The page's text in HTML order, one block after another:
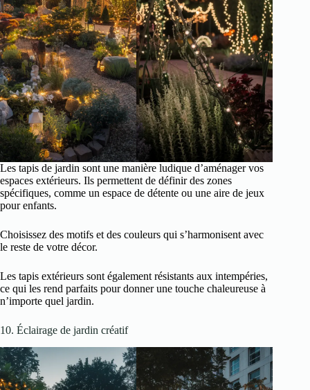
Les tapis de jardin sont une manière ludique d’aménager vos
espaces extérieurs. Ils permettent de définir des zones
spécifiques, comme un espace de détente ou une aire de jeux
pour enfants.
Choisissez des motifs et des couleurs qui s’harmonisent avec
le reste de votre décor.
Les tapis extérieurs sont également résistants aux intempéries,
ce qui les rend parfaits pour donner une touche chaleureuse à
n’importe quel jardin.
10. Éclairage de jardin créatif